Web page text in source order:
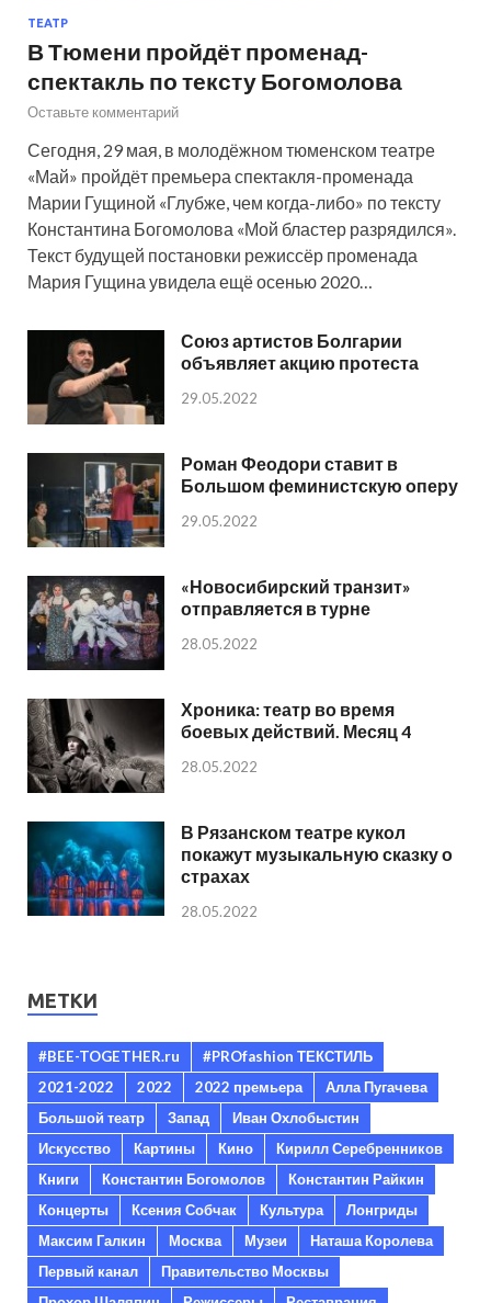
ТЕАТР
В Тюмени пройдёт променад-
спектакль по тексту Богомолова
Оставьте комментарий
Сегодня, 29 мая, в молодёжном тюменском театре
«Май» пройдёт премьера спектакля-променада
Марии Гущиной «Глубже, чем когда-либо» по тексту
Константина Богомолова «Мой бластер разрядился».
Текст будущей постановки режиссёр променада
Мария Гущина увидела ещё осенью 2020…
Союз артистов Болгарии
объявляет акцию протеста
29.05.2022
Роман Феодори ставит в
Большом феминистскую оперу
29.05.2022
«Новосибирский транзит»
отправляется в турне
28.05.2022
Хроника: театр во время
боевых действий. Месяц 4
28.05.2022
В Рязанском театре кукол
покажут музыкальную сказку о
страхах
28.05.2022
МЕТКИ
#BEE-TOGETHER.ru
#PROfashion ТЕКСТИЛЬ
2021-2022
2022 2022 премьера
Алла Пугачева
Большой театр
Запад
Иван Охлобыстин
Искусство
Картины Кино
Кирилл Серебренников
Книги
Константин Богомолов
Константин Райкин
Концерты
Ксения Собчак Культура
Лонгриды
Максим Галкин
Москва Музеи
Наташа Королева
Первый канал
Правительство Москвы